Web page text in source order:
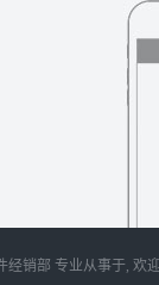
件经销部 专业从事于